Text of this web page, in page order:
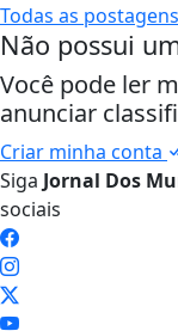
Todas as postagens
Não possui
Você pode ler
anunciar
Criar minha conta
Siga Jornal Dos
sociais